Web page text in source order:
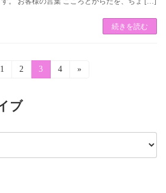
続きを読む
固
ー
ジ
1
固
ー
2
固
定
3
固
4 »
ブ